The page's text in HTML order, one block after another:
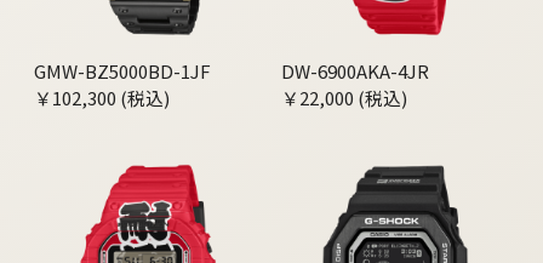
GMW-BZ5000BD-1JF
￥102,300 (税込)
DW-6900AKA-4JR
￥22,000 (税込)